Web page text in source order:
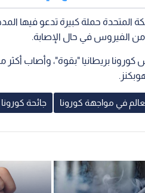
المتحدة حملة كبيرة تدعو فيها
الفيروس في حال الإصابة.
في مواجهة كورونا جائحة كورونا